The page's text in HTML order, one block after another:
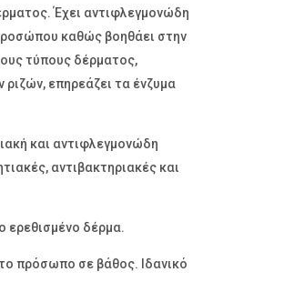
Έχει αντιφλεγμονώδη
προσώπου καθώς βοηθάει στην
τύπους δέρματος,
επηρεάζει τα ένζυμα
και αντιφλεγμονώδη
αντιβακτηριακές και
ερεθισμένο δέρμα.
πρόσωπο σε βάθος. Ιδανικό